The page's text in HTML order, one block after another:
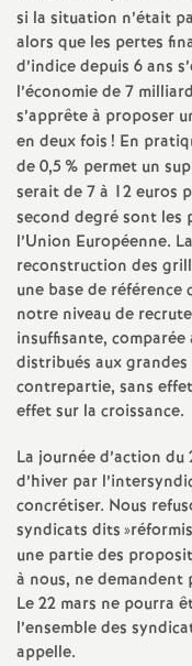
si la situation n’était
alors que les pertes
d’indice depuis 6 ans
l’économie de 7
s’apprête à proposer
en deux fois ! En
de 0,5% permet un
serait de 7 à 12 euros
second degré sont les
l’Union Européenne.
reconstruction des
une base de
notre niveau de
insuffisante,
distribués aux
contrepartie, sans
effet sur la croissance.
La journée d’action
d’hiver par
concrétiser. Nous
syndicats dits
une partie des
à nous, ne
Le 22 mars ne pourra
l’ensemble des
appelle.